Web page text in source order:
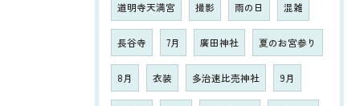
道明寺天満宮 撮影 雨の日 混雑
長谷寺 7月 廣田神社 夏のお宮参り
8月 衣装 多治速比売神社 9月